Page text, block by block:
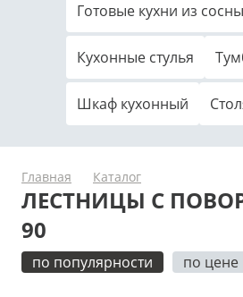
Готовые кухни из сосны
Кухонные стулья
Шкаф кухонный
Главная Каталог
ЛЕСТНИЦЫ С
90
по популярности по цене